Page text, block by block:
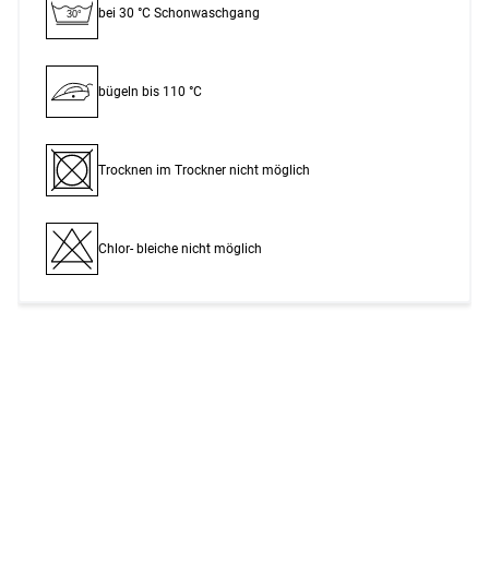
30° bei 30 °C Schon­waschgang
bügeln bis 110 °C
Trocknen im Trockner nicht möglich
Chlor- bleiche nicht möglich